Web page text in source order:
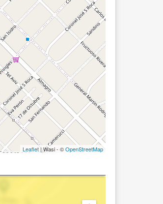
Leaflet| Wasi - ©OpenStreetMap